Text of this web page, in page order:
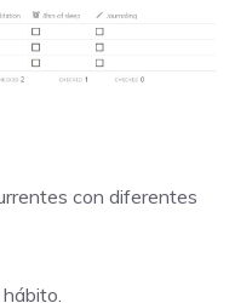
con diferentes